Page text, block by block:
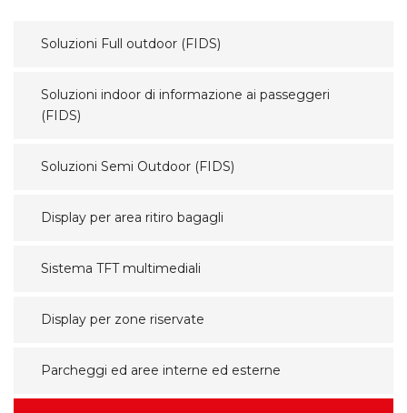
Soluzioni Full outdoor (FIDS)
Soluzioni indoor di informazione ai passeggeri
(FIDS)
Soluzioni Semi Outdoor (FIDS)
Display per area ritiro bagagli
Sistema TFT multimediali
Display per zone riservate
Parcheggi ed aree interne ed esterne